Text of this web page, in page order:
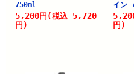
750ml
5,200円 (税込 5,720
円)
イン
円)